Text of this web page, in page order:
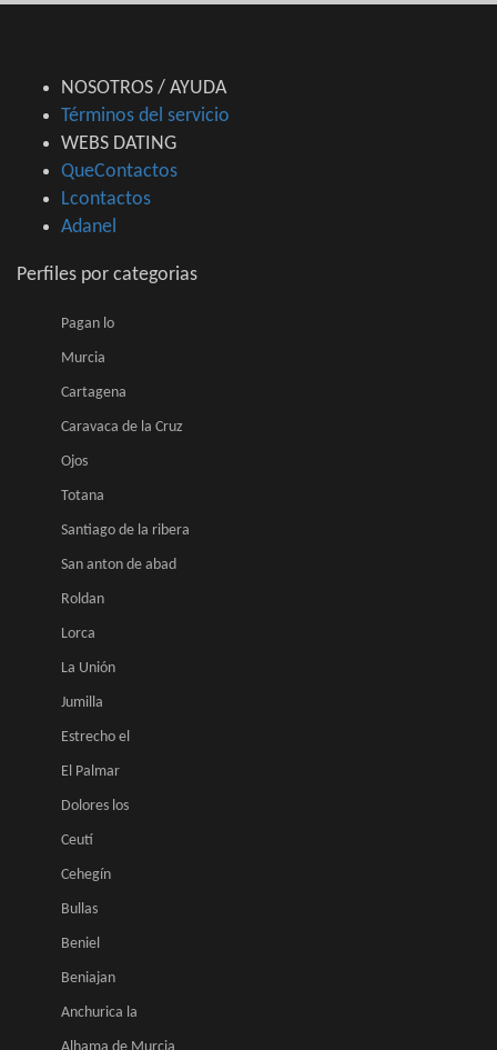
NOSOTROS / AYUDA
Términos del servicio
WEBS DATING
QueContactos
Lcontactos
Adanel
Perfiles por categorias
Pagan lo
Murcia
Cartagena
Caravaca de la Cruz
Ojos
Totana
Santiago de la ribera
San anton de abad
Roldan
Lorca
La Unión
Jumilla
Estrecho el
El Palmar
Dolores los
Ceutí
Cehegín
Bullas
Beniel
Beniajan
Anchurica la